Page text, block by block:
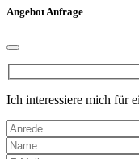
Angebot Anfrage
Ich interessiere mich für